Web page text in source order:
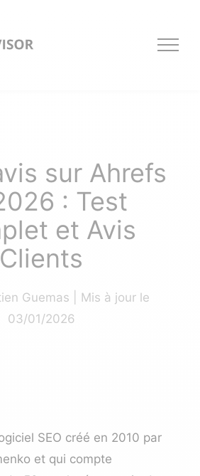
sur Ahrefs
: Test
et Avis
Clients
Guemas | Mis à jour le
03/01/2026
SEO créé en 2010 par
et qui compte